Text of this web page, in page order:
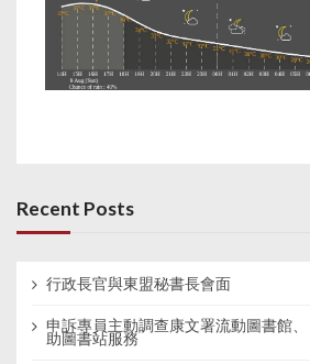
Recent Posts
行政長官與東盟秘書長會面
申訴專員主動調查康文署流動圖書館
助圖書站服務